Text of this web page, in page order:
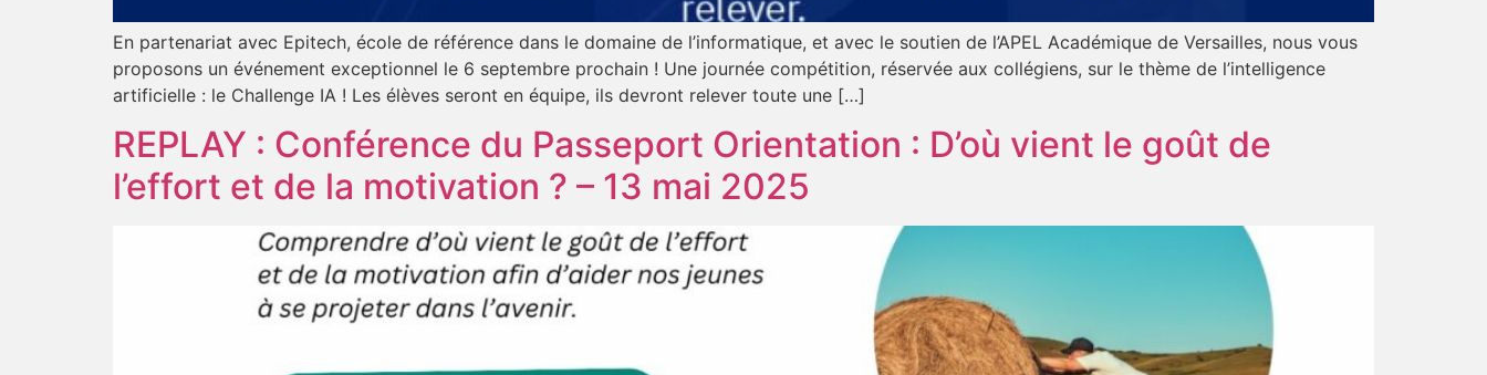
En partenariat avec Epitech, école de référence dans le domaine de l’informatique, et avec le soutien de l’APEL Académique de Versailles, nous vous
proposons un événement exceptionnel le 6 septembre prochain ! Une journée compétition, réservée aux collégiens, sur le thème de l’intelligence
artificielle : le Challenge IA ! Les élèves seront en équipe, ils devront relever toute une […]
REPLAY : Conférence du Passeport Orientation : D’où vient le goût de
l’effort et de la motivation ? – 13 mai 2025